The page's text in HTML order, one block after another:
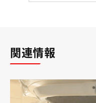
関連情報